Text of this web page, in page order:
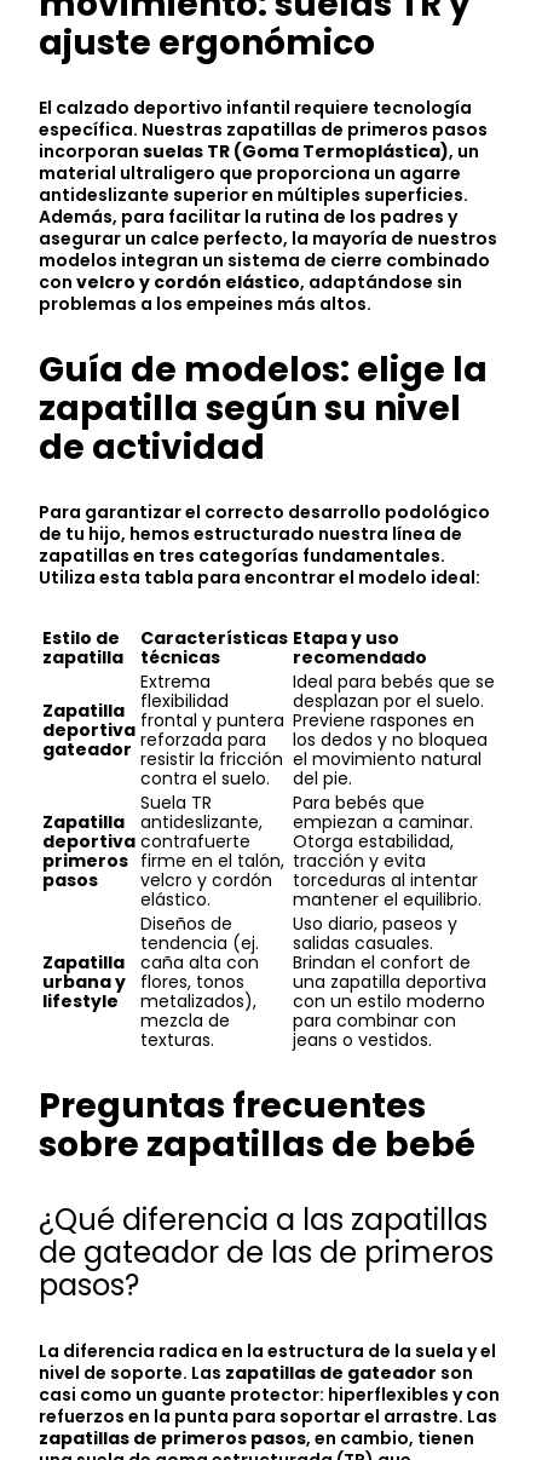
ajuste ergonómico
El calzado deportivo infantil requiere tecnología
específica. Nuestras zapatillas de primeros pasos
incorporan suelas TR (Goma Termoplástica), un
material ultraligero que proporciona un agarre
antideslizante superior en múltiples superficies.
Además, para facilitar la rutina de los padres y
asegurar un calce perfecto, la mayoría de nuestros
modelos integran un sistema de cierre combinado
con velcro y cordón elástico, adaptándose sin
problemas a los empeines más altos.
Guía de modelos: elige la
zapatilla según su nivel
de actividad
Para garantizar el correcto desarrollo podológico
de tu hijo, hemos estructurado nuestra línea de
zapatillas en tres categorías fundamentales.
Utiliza esta tabla para encontrar el modelo ideal:
Estilo de
zapatilla
Características
técnicas
Etapa y uso
recomendado
Zapatilla
deportiva
gateador
Extrema
flexibilidad
frontal y puntera
reforzada para
resistir la fricción
contra el suelo.
Ideal para bebés que se
desplazan por el suelo.
Previene raspones en
los dedos y no bloquea
el movimiento natural
del pie.
Zapatilla
deportiva
primeros
pasos
Suela TR
antideslizante,
contrafuerte
firme en el talón,
velcro y cordón
elástico.
Para bebés que
empiezan a caminar.
Otorga estabilidad,
tracción y evita
torceduras al intentar
mantener el equilibrio.
Zapatilla
urbana y
lifestyle
Diseños de
tendencia (ej.
caña alta con
flores, tonos
metalizados),
mezcla de
texturas.
Uso diario, paseos y
salidas casuales.
Brindan el confort de
una zapatilla deportiva
con un estilo moderno
para combinar con
jeans o vestidos.
Preguntas frecuentes
sobre zapatillas de bebé
¿Qué diferencia a las zapatillas
de gateador de las de primeros
pasos?
La diferencia radica en la estructura de la suela y el
nivel de soporte. Las zapatillas de gateador son
casi como un guante protector: hiperflexibles y con
refuerzos en la punta para soportar el arrastre. Las
zapatillas de primeros pasos, en cambio, tienen